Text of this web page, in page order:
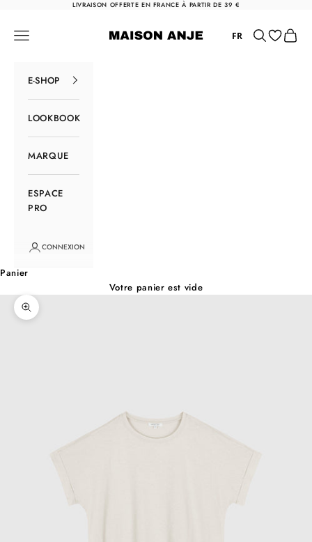
Passer au contenuLIVRAISON OFFERTE EN FRANCE À PARTIR DE 39 €
Maison Anje
Menu FR Rechercher
Panier
E-SHOP
LOOKBOOK
MARQUE
ESPACE
PRO
CONNEXION
Panier
Votre panier est vide
Zoomer sur l'image